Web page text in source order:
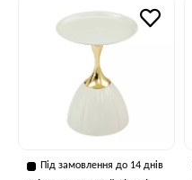
Під замовлення до 14 днів